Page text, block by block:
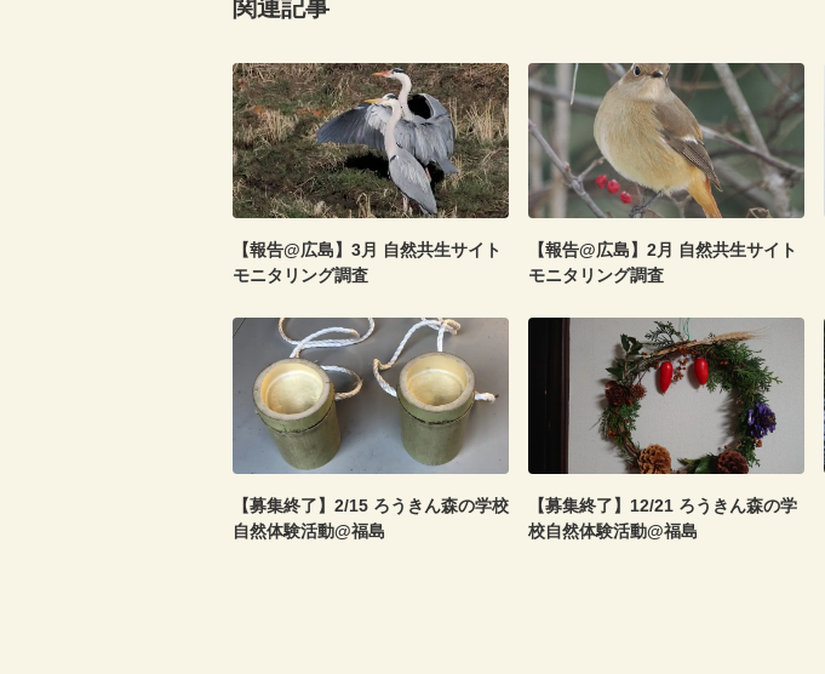
関連記事
【報告@広島】3月 自然共生サイト
モニタリング調査
【報告@広島】2月 自然共生サイト
モニタリング調査
【募集終了】2/15 ろうきん森の学校
自然体験活動@福島
【募集終了】12/21 ろうきん森の学
校自然体験活動@福島